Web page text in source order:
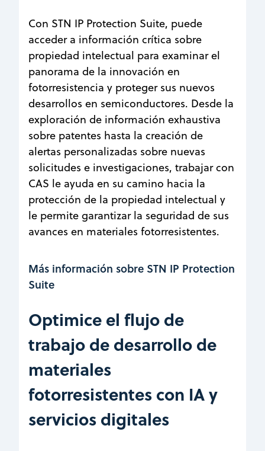
Con STN IP Protection Suite, puede
acceder a información crítica sobre
propiedad intelectual para examinar el
panorama de la innovación en
fotorresistencia y proteger sus nuevos
desarrollos en semiconductores. Desde la
exploración de información exhaustiva
sobre patentes hasta la creación de
alertas personalizadas sobre nuevas
solicitudes e investigaciones, trabajar con
CAS le ayuda en su camino hacia la
protección de la propiedad intelectual y
le permite garantizar la seguridad de sus
avances en materiales fotorresistentes.
Más información sobre STN IP Protection
Suite
Optimice el flujo de
trabajo de desarrollo de
materiales
fotorresistentes con IA y
servicios digitales